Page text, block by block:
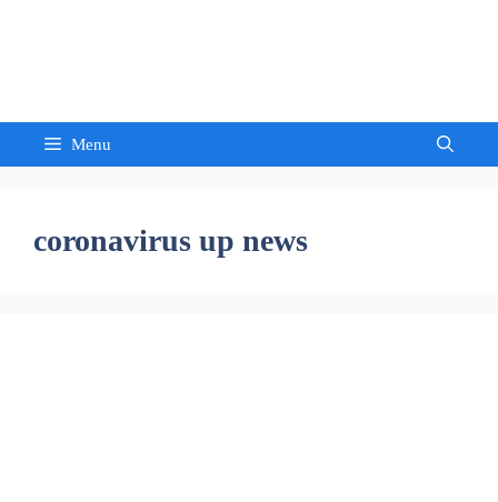
Menu
coronavirus up news